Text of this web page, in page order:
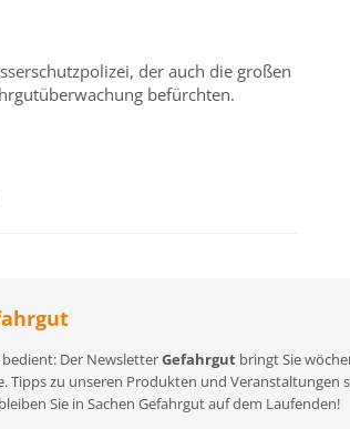
der auch die großen
befürchten.
Der NewsletterGefahrgut bringt Sie
Tipps zu unseren Produkten und
Sie in Sachen Gefahrgut auf dem Laufenden!